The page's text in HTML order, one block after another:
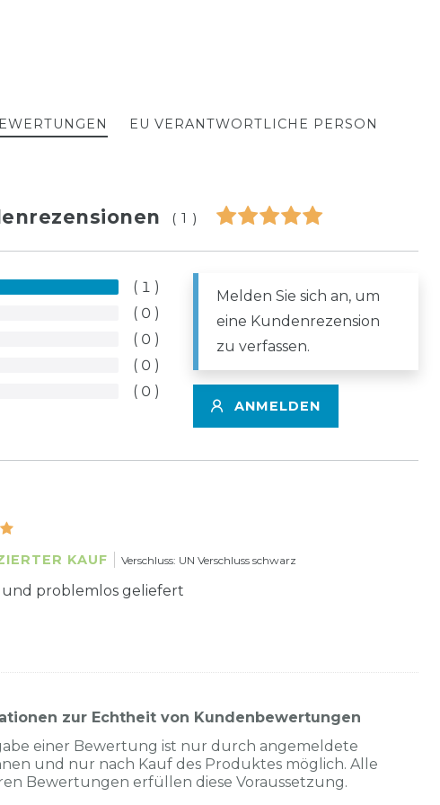
EU VERANTWORTLICHE PERSON
(1)
1
0
0
0
0
Melden Sie sich an, um
eine Kundenrezension
zu verfassen.
ANMELDEN
KAUF Verschluss: UN Verschluss schwarz
problemlos geliefert
zur Echtheit von Kundenbewertungen
einer Bewertung ist nur durch angemeldete
und nur nach Kauf des Produktes möglich. Alle
Bewertungen erfüllen diese Voraussetzung.